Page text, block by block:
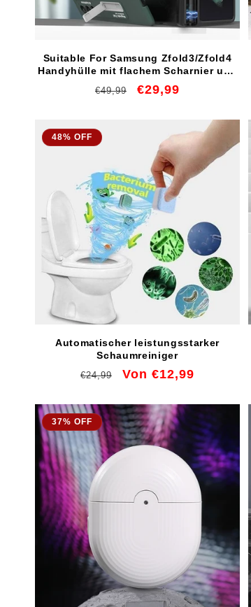
Suitable For Samsung Zfold3/Zfold4
Handyhülle mit flachem Scharnier und
faltbarer galvanisierter Linse
Normaler
€49,99 Verkaufspreis
€29,99
48% OFF
Automatischer leistungsstarker
Schaumreiniger
Normaler
€24,99 Verkaufspreis
Von €12,99
37% OFF